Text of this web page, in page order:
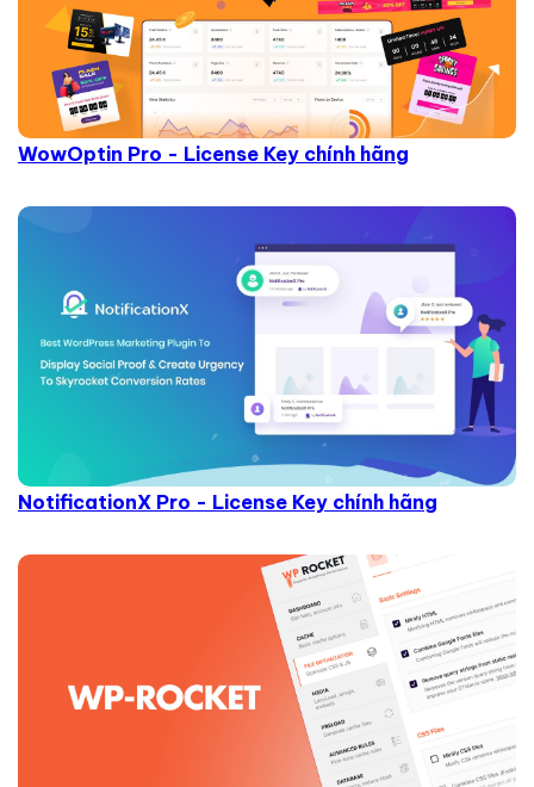
WowOptin Pro - License Key chính hãng
NotificationX Pro - License Key chính hãng